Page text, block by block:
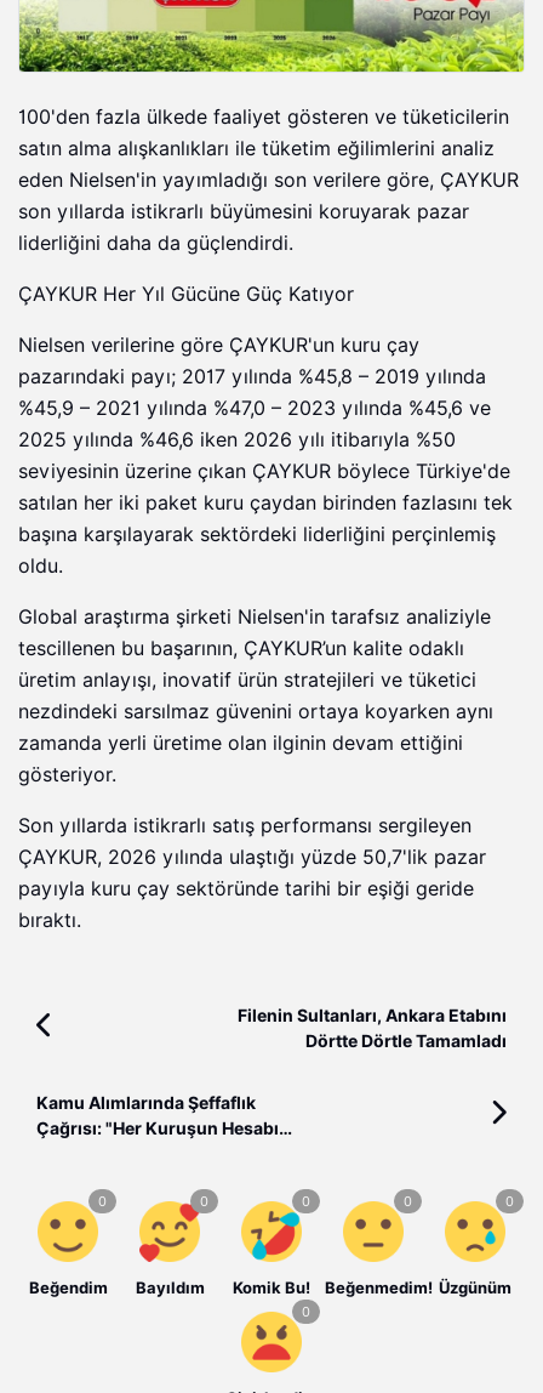
100'den fazla ülkede faaliyet gösteren ve tüketicilerin
satın alma alışkanlıkları ile tüketim eğilimlerini analiz
eden Nielsen'in yayımladığı son verilere göre, ÇAYKUR
son yıllarda istikrarlı büyümesini koruyarak pazar
liderliğini daha da güçlendirdi.
ÇAYKUR Her Yıl Gücüne Güç Katıyor
Nielsen verilerine göre ÇAYKUR'un kuru çay
pazarındaki payı; 2017 yılında %45,8 – 2019 yılında
%45,9 – 2021 yılında %47,0 – 2023 yılında %45,6 ve
2025 yılında %46,6 iken 2026 yılı itibarıyla %50
seviyesinin üzerine çıkan ÇAYKUR böylece Türkiye'de
satılan her iki paket kuru çaydan birinden fazlasını tek
başına karşılayarak sektördeki liderliğini perçinlemiş
oldu.
Global araştırma şirketi Nielsen'in tarafsız analiziyle
tescillenen bu başarının, ÇAYKUR’un kalite odaklı
üretim anlayışı, inovatif ürün stratejileri ve tüketici
nezdindeki sarsılmaz güvenini ortaya koyarken aynı
zamanda yerli üretime olan ilginin devam ettiğini
gösteriyor.
Son yıllarda istikrarlı satış performansı sergileyen
ÇAYKUR, 2026 yılında ulaştığı yüzde 50,7'lik pazar
payıyla kuru çay sektöründe tarihi bir eşiği geride
bıraktı.
Filenin Sultanları, Ankara Etabını
Dörtte Dörtle Tamamladı
Kamu Alımlarında Şeffaflık
Çağrısı: "Her Kuruşun Hesabı
Beğendim Bayıldım Komik Bu! Beğenmedim! Üzgünüm